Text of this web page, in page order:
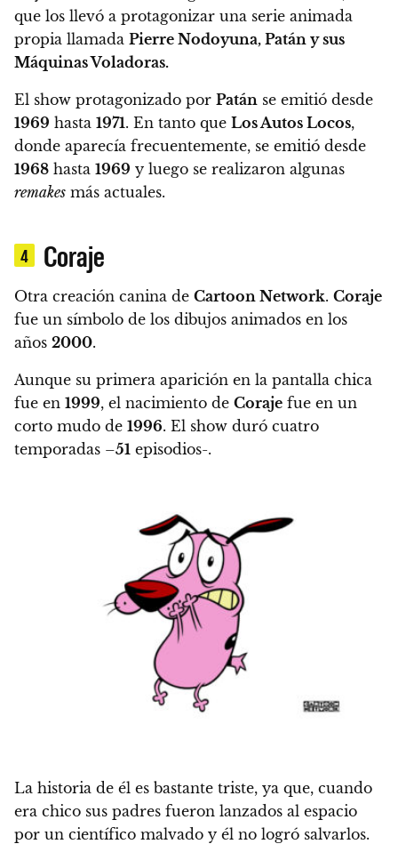
que los llevó a protagonizar una serie animada
propia llamada Pierre Nodoyuna, Patán y sus
Máquinas Voladoras.
El show protagonizado por Patán se emitió desde
1969 hasta 1971. En tanto que Los Autos Locos,
donde aparecía frecuentemente, se emitió desde
1968 hasta 1969 y luego se realizaron algunas
remakes más actuales.
4 Coraje
Otra creación canina de Cartoon Network. Coraje
fue un símbolo de los dibujos animados en los
años 2000.
Aunque su primera aparición en la pantalla chica
fue en 1999, el nacimiento de Coraje fue en un
corto mudo de 1996. El show duró cuatro
temporadas –51 episodios-.
La historia de él es bastante triste, ya que, cuando
era chico sus padres fueron lanzados al espacio
por un científico malvado y él no logró salvarlos.